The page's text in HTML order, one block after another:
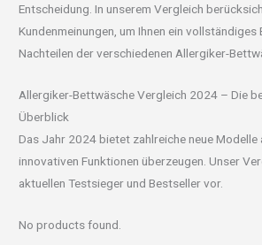
Entscheidung. In unserem Vergleich
Kundenmeinungen, um Ihnen ein vollständiges
Nachteilen der verschiedenen Allergiker-
Allergiker-Bettwäsche Vergleich 2024 – Die
Überblick
Das Jahr 2024 bietet zahlreiche neue
innovativen Funktionen überzeugen. Unser
aktuellen Testsieger und Bestseller vor.
No products found.